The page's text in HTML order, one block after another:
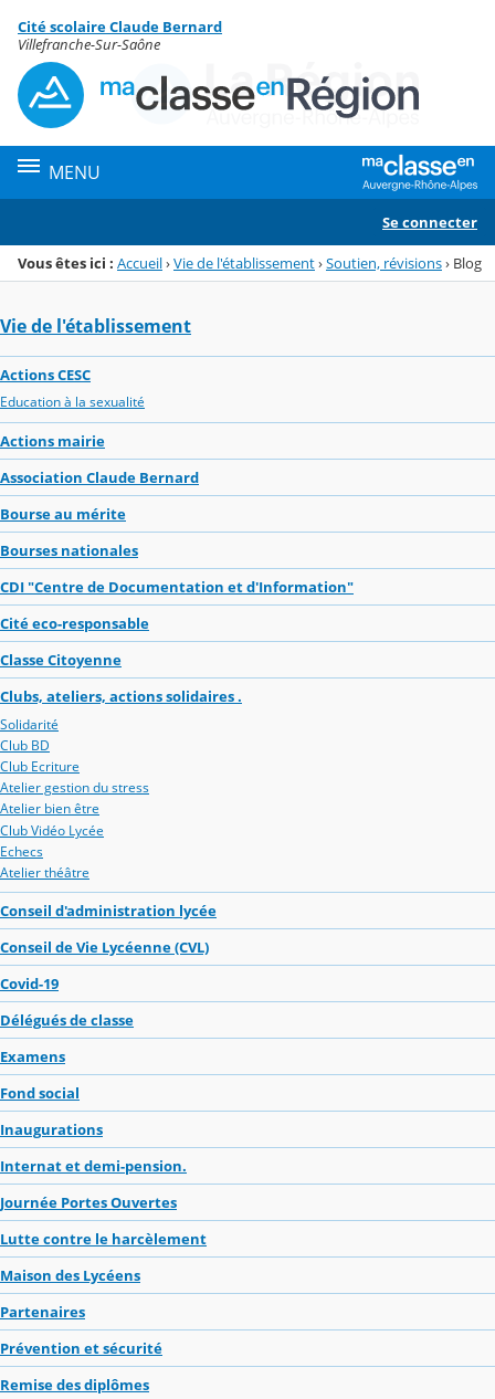
Menu de la rubrique
Contenu
Cité scolaire Claude Bernard
Villefranche-Sur-Saône
MENU
Se connecter
Vous êtes ici : Accueil›Vie de l'établissement›Soutien, révisions› Blog
Vie de l'établissement
Actions CESC
Education à la sexualité
Actions mairie
Association Claude Bernard
Bourse au mérite
Bourses nationales
CDI "Centre de Documentation et d'Information"
Cité eco-responsable
Classe Citoyenne
Clubs, ateliers, actions solidaires .
Solidarité
Club BD
Club Ecriture
Atelier gestion du stress
Atelier bien être
Club Vidéo Lycée
Echecs
Atelier théâtre
Conseil d'administration lycée
Conseil de Vie Lycéenne (CVL)
Covid-19
Délégués de classe
Examens
Fond social
Inaugurations
Internat et demi-pension.
Journée Portes Ouvertes
Lutte contre le harcèlement
Maison des Lycéens
Partenaires
Prévention et sécurité
Remise des diplômes